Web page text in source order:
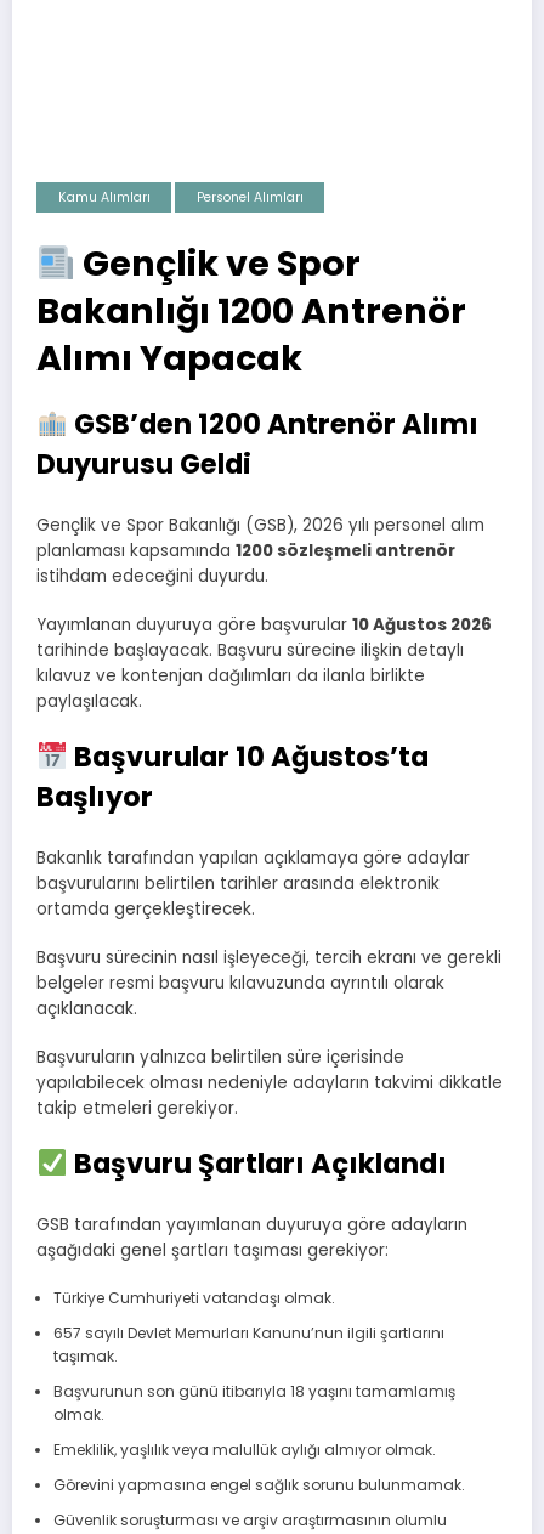
Kamu Alımları Personel Alımları
Gençlik ve Spor
Bakanlığı 1200 Antrenör
Alımı Yapacak
GSB’den 1200 Antrenör Alımı
Duyurusu Geldi
Gençlik ve Spor Bakanlığı (GSB), 2026 yılı personel alım
planlaması kapsamında 1200 sözleşmeli antrenör
istihdam edeceğini duyurdu.
Yayımlanan duyuruya göre başvurular 10 Ağustos 2026
tarihinde başlayacak. Başvuru sürecine ilişkin detaylı
kılavuz ve kontenjan dağılımları da ilanla birlikte
paylaşılacak.
Başvurular 10 Ağustos’ta
Başlıyor
Bakanlık tarafından yapılan açıklamaya göre adaylar
başvurularını belirtilen tarihler arasında elektronik
ortamda gerçekleştirecek.
Başvuru sürecinin nasıl işleyeceği, tercih ekranı ve gerekli
belgeler resmi başvuru kılavuzunda ayrıntılı olarak
açıklanacak.
Başvuruların yalnızca belirtilen süre içerisinde
yapılabilecek olması nedeniyle adayların takvimi dikkatle
takip etmeleri gerekiyor.
Başvuru Şartları Açıklandı
GSB tarafından yayımlanan duyuruya göre adayların
aşağıdaki genel şartları taşıması gerekiyor:
Türkiye Cumhuriyeti vatandaşı olmak.
657 sayılı Devlet Memurları Kanunu’nun ilgili şartlarını
taşımak.
Başvurunun son günü itibarıyla 18 yaşını tamamlamış
olmak.
Emeklilik, yaşlılık veya malullük aylığı almıyor olmak.
Görevini yapmasına engel sağlık sorunu bulunmamak.
Güvenlik soruşturması ve arşiv araştırmasının olumlu